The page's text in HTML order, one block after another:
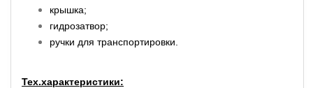
крышка;
гидрозатвор;
ручки для транспортировки.
Тех.характеристики: